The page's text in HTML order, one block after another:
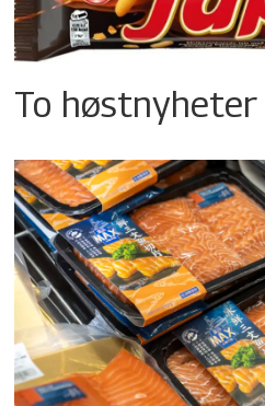
To høstnyheter